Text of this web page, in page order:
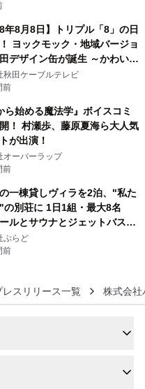
も発売決定！
8年8月8日】トリプル「8」の日
ヨックモック・地域バージョ
デザイン缶が誕生 ～かわいい
子犬と秋田の四季と名所を巡
ージ～ 9月1日(火)秋田県内で
秋田ケーブルテレビ
前
ら始める魔法学』ボイスコミ
！ 村瀬歩、藤原夏海ら大人気
が出演！
オーバーラップ
前
一棟貸しヴィラを2泊、"私た
の別荘に 1日1組・最大8名
ルとサウナとジェットバス付
Mon Temps AWAJIの連泊
ラン
ぷらど
前
スリリース一覧 株式会